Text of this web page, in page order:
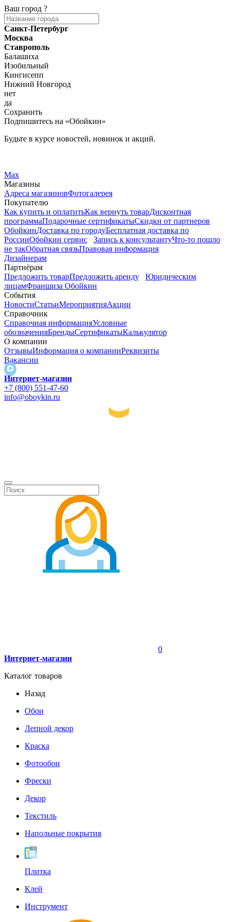
Ваш город ?
Санкт-Петербург
Москва
Ставрополь
Балашиха
Изобильный
Кингисепп
Нижний Новгород
нет
да
Сохранить
Подпишитесь на «Обойкин»
Будьте в курсе новостей, новинок и акций.
Max
Магазины
Адреса магазиновФотогалерея
Покупателю
Как купить и оплатитьКак вернуть товарДисконтная
программаПодарочные сертификатыСкидки от партнеров
ОбойкинДоставка по городуБесплатная доставка по
РоссииОбойкин сервис Запись к консультантуЧто-то пошло
не такОбратная связьПравовая информация
Дизайнерам
Партнёрам
Предложить товарПредложить аренду
Юридическим
лицамФраншиза Обойкин
События
НовостиСтатьиМероприятияАкции
Справочник
Справочная информацияУсловные
обозначенияБрендыСертификатыКалькулятор
О компании
ОтзывыИнформация о компанииРеквизиты
Вакансии
Интернет-магазин
+7 (800) 551-47-60
info@oboykin.ru
0
Интернет-магазин
Каталог товаров
Назад
Обои
Лепной декор
Краска
Фотообои
Фрески
Декор
Текстиль
Напольные покрытия
Плитка
Клей
Инструмент